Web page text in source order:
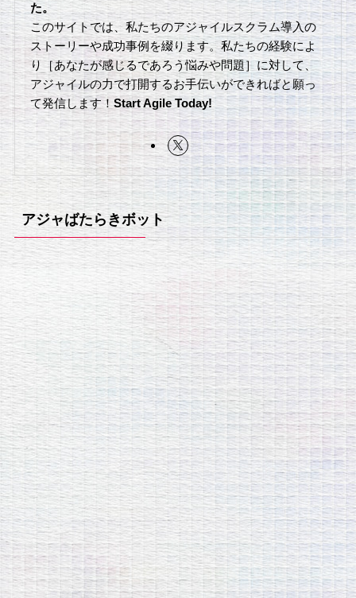
た。
このサイトでは、私たちのアジャイルスクラム導入の
ストーリーや成功事例を綴ります。私たちの経験によ
り［あなたが感じるであろう悩みや問題］に対して、
アジャイルの力で打開するお手伝いができればと願っ
て発信します！Start Agile Today!
アジャばたらきボット